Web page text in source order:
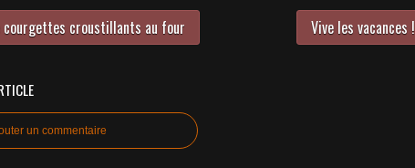
courgettes croustillants au four Vive les vacances !
un commentaire